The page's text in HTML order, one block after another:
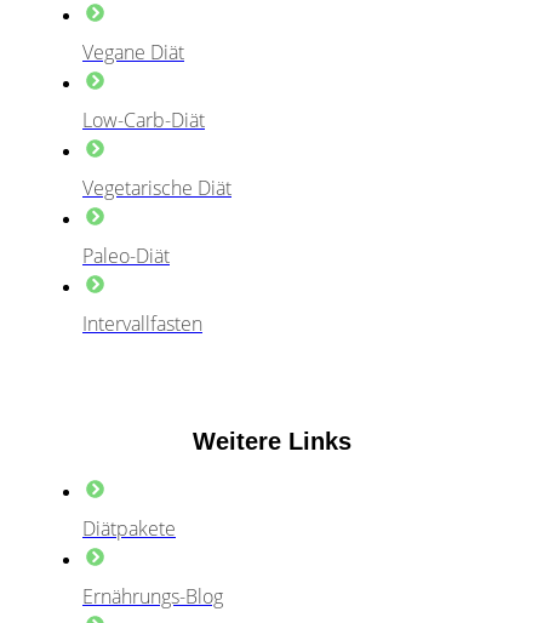
Vegane Diät
Low-Carb-Diät
Vegetarische Diät
Paleo-Diät
Intervallfasten
Weitere Links
Diätpakete
Ernährungs-Blog